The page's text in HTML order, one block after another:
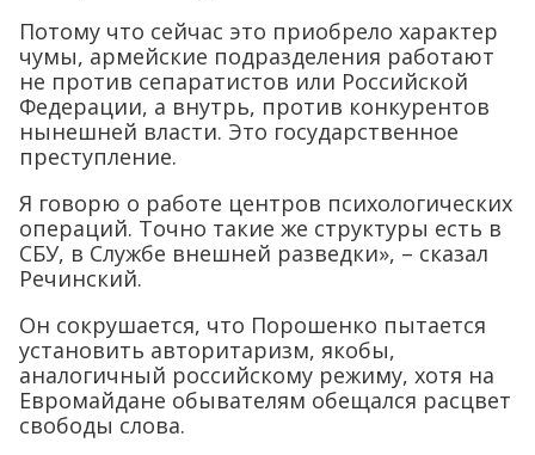
Потому что сейчас это приобрело характер
чумы, армейские подразделения работают
не против сепаратистов или Российской
Федерации, а внутрь, против конкурентов
нынешней власти. Это государственное
преступление.
Я говорю о работе центров психологических
операций. Точно такие же структуры есть в
СБУ, в Службе внешней разведки», – сказал
Речинский.
Он сокрушается, что Порошенко пытается
установить авторитаризм, якобы,
аналогичный российскому режиму, хотя на
Евромайдане обывателям обещался расцвет
свободы слова.